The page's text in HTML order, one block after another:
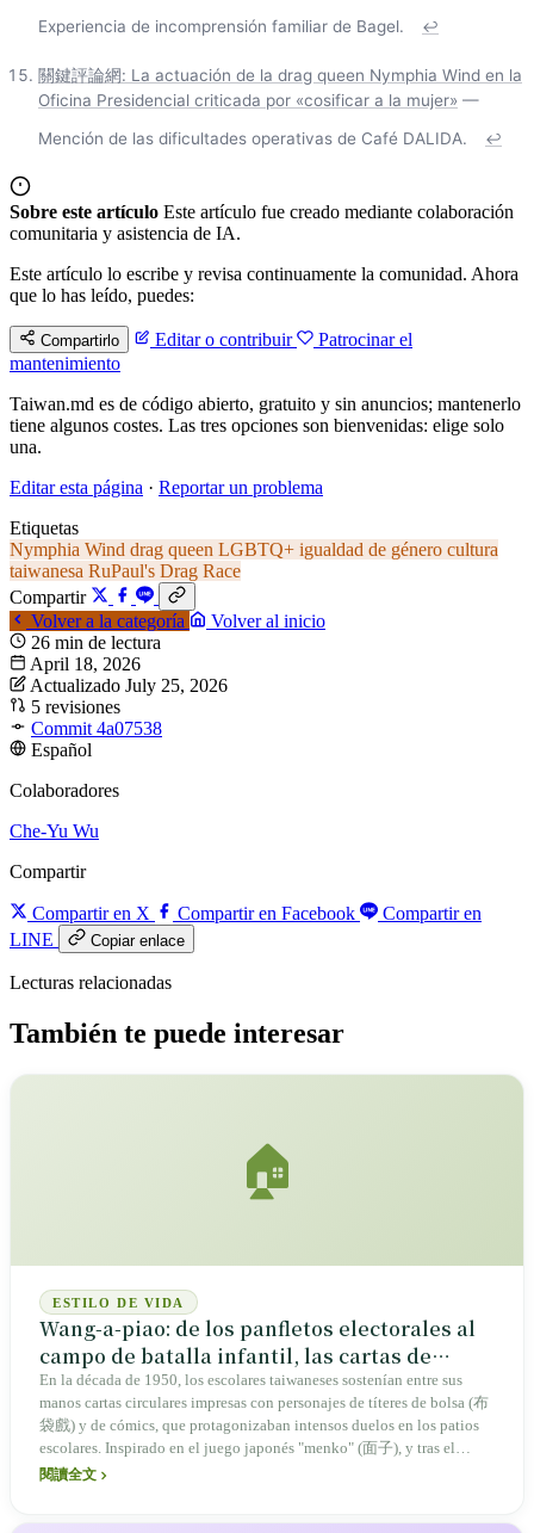
Experiencia de incomprensión familiar de Bagel.
↩
關鍵評論網: La actuación de la drag queen Nymphia Wind en la
Oficina Presidencial criticada por «cosificar a la mujer» —
Mención de las dificultades operativas de Café DALIDA.
↩
Sobre este artículo Este artículo fue creado mediante colaboración
comunitaria y asistencia de IA.
Este artículo lo escribe y revisa continuamente la comunidad. Ahora
que lo has leído, puedes:
Compartirlo Editar o contribuir
Patrocinar el
mantenimiento
Taiwan.md es de código abierto, gratuito y sin anuncios; mantenerlo
tiene algunos costes. Las tres opciones son bienvenidas: elige solo
una.
Editar esta página · Reportar un problema
Etiquetas
Nymphia Wind drag queen LGBTQ+ igualdad de género cultura
taiwanesa RuPaul's Drag Race
Compartir
Volver a la categoría
Volver al inicio
26 min de lectura
April 18, 2026
Actualizado July 25, 2026
5 revisiones
Commit 4a07538
Español
Colaboradores
Che-Yu Wu
Compartir
Compartir en X Compartir en Facebook
Compartir en
LINE
Copiar enlace
Lecturas relacionadas
También te puede interesar
🏠
ESTILO DE VIDA
Wang-a-piao: de los panfletos electorales al
campo de batalla infantil, las cartas de
combate de la memoria taiwanesa
En la década de 1950, los escolares taiwaneses sostenían entre sus
manos cartas circulares impresas con personajes de títeres de bolsa (布
袋戲) y de cómics, que protagonizaban intensos duelos en los patios
escolares. Inspirado en el juego japonés "menko" (面子), y tras el
cambio de material impulsado por el auge de la industria del plástico,
閱讀全文